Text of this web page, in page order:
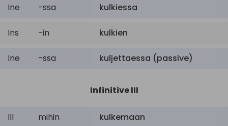
Ine -ssa kulkiessa
Ins -in kulkien
Ine -ssa kuljettaessa (passive)
Infinitive III
Ill mihin kulkemaan